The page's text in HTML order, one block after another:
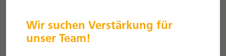
Wir suchen Verstärkung für
unser Team!